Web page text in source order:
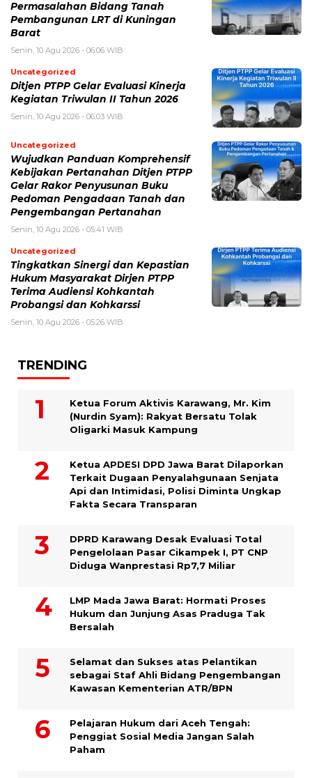
Permasalahan Bidang Tanah
Pembangunan LRT di Kuningan
Barat
Senin, 10 Agu 2026 - 06:06 WIB
Uncategorized
Ditjen PTPP Gelar Evaluasi Kinerja
Kegiatan Triwulan II Tahun 2026
Senin, 10 Agu 2026 - 06:03 WIB
Uncategorized
Wujudkan Panduan Komprehensif
Kebijakan Pertanahan Ditjen PTPP
Gelar Rakor Penyusunan Buku
Pedoman Pengadaan Tanah dan
Pengembangan Pertanahan
Senin, 10 Agu 2026 - 05:41 WIB
Uncategorized
Tingkatkan Sinergi dan Kepastian
Hukum Masyarakat Dirjen PTPP
Terima Audiensi Kohkantah
Probangsi dan Kohkarssi
Senin, 10 Agu 2026 - 05:26 WIB
TRENDING
Ketua Forum Aktivis Karawang, Mr. Kim
(Nurdin Syam): Rakyat Bersatu Tolak
Oligarki Masuk Kampung
Ketua APDESI DPD Jawa Barat Dilaporkan
Terkait Dugaan Penyalahgunaan Senjata
Api dan Intimidasi, Polisi Diminta Ungkap
Fakta Secara Transparan
DPRD Karawang Desak Evaluasi Total
Pengelolaan Pasar Cikampek I, PT CNP
Diduga Wanprestasi Rp7,7 Miliar
LMP Mada Jawa Barat: Hormati Proses
Hukum dan Junjung Asas Praduga Tak
Bersalah
Selamat dan Sukses atas Pelantikan
sebagai Staf Ahli Bidang Pengembangan
Kawasan Kementerian ATR/BPN
Pelajaran Hukum dari Aceh Tengah:
Penggiat Sosial Media Jangan Salah
Paham